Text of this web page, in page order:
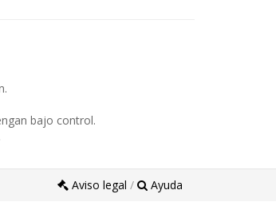
bajo control.
Aviso legal / Ayuda